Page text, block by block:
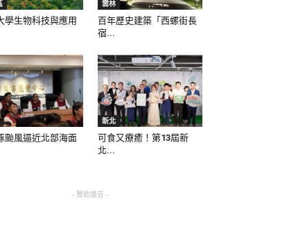
學生物科技與應用
雲林
百年歷史建築「西螺街長
宿...
颱風逼近北部海面
新北
可食又療癒！第13屆新
北...
- 贊助廣告 -